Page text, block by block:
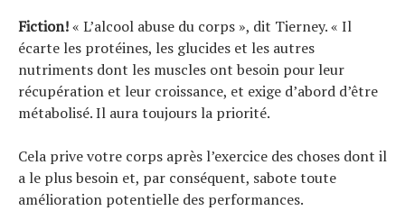
Fiction!« L’alcool abuse du corps », dit Tierney. « Il
écarte les protéines, les glucides et les autres
nutriments dont les muscles ont besoin pour leur
récupération et leur croissance, et exige d’abord d’être
métabolisé. Il aura toujours la priorité.
Cela prive votre corps après l’exercice des choses dont il
a le plus besoin et, par conséquent, sabote toute
amélioration potentielle des performances.